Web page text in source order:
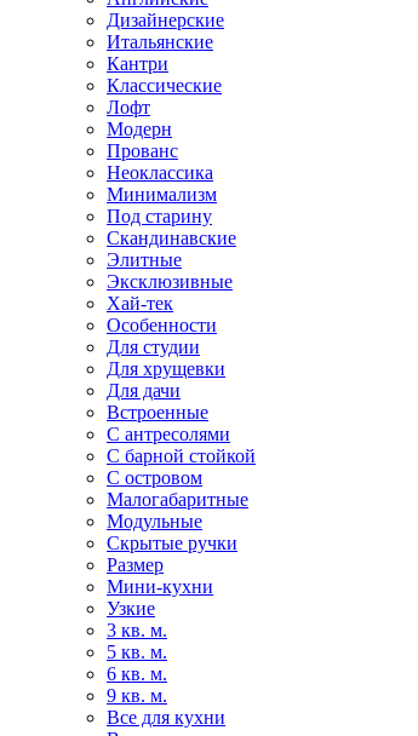
Дизайнерские
Итальянские
Кантри
Классические
Лофт
Модерн
Прованс
Неоклассика
Минимализм
Под старину
Скандинавские
Элитные
Эксклюзивные
Хай-тек
Особенности
Для студии
Для хрущевки
Для дачи
Встроенные
С антресолями
С барной стойкой
С островом
Малогабаритные
Модульные
Скрытые ручки
Размер
Мини-кухни
Узкие
3 кв. м.
5 кв. м.
6 кв. м.
9 кв. м.
Все для кухни